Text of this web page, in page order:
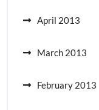
April 2013
March 2013
February 2013